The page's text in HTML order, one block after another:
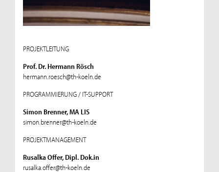
PROJEKTLEITUNG
Prof. Dr. Hermann Rösch
hermann.roesch@th-koeln.de
PROGRAMMIERUNG / IT-SUPPORT
Simon Brenner, MA LIS
simon.brenner@th-koeln.de
PROJEKTMANAGEMENT
Rusalka Offer, Dipl. Dok.in
rusalka.offer@th-koeln.de